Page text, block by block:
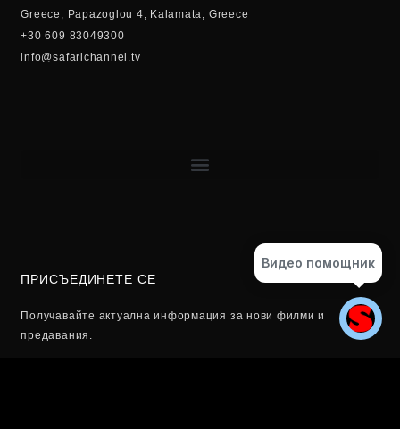
Greece, Papazoglou 4, Kalamata, Greece
+30 609 83049300
info@safarichannel.tv
ПРИСЪЕДИНЕТЕ СЕ
Получавайте актуална информация за нови филми и
предавания.
Видео помощник